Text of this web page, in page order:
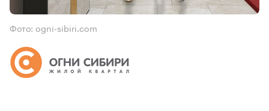
Фото: ogni-sibiri.com